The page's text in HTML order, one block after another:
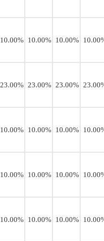
10.00% 10.00% 10.00%
23.00% 23.00% 23.00%
10.00% 10.00% 10.00%
10.00% 10.00% 10.00%
10.00% 10.00% 10.00%